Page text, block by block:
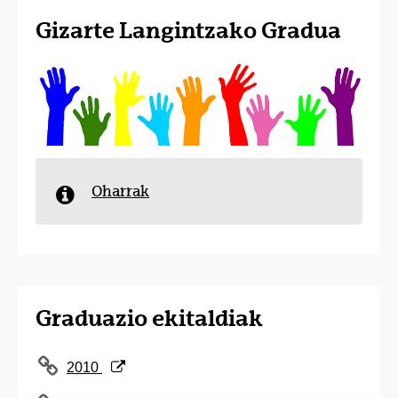
Gizarte Langintzako Gradua
Oharrak
Graduazio ekitaldiak
(Beste leiho bat zabalduko du)
2010